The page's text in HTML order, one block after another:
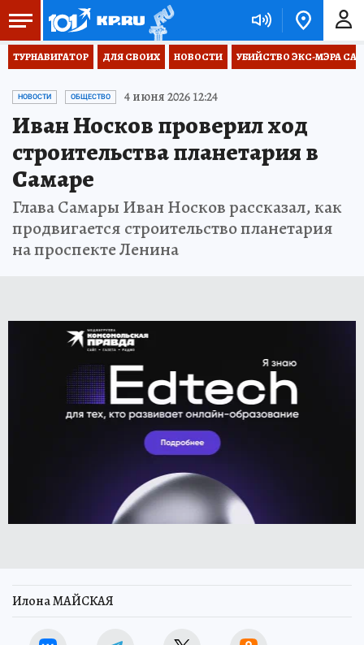
ТУРНАВИГАТОР ДЛЯ СВОИХ НОВОСТИ УБИЙСТВО ЭКС-МЭРА
НОВОСТИ ОБЩЕСТВО 4 июня 2026 12:24
Иван Носков проверил ход
строительства планетария в
Самаре
Глава Самары Иван Носков рассказал, как
продвигается строительство планетария
на проспекте Ленина
Илона МАЙСКАЯ